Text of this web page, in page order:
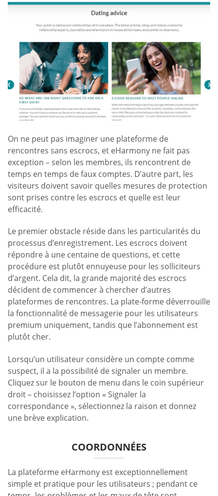
On ne peut pas imaginer une plateforme de
rencontres sans escrocs, et eHarmony ne fait pas
exception – selon les membres, ils rencontrent de
temps en temps de faux comptes. D’autre part, les
visiteurs doivent savoir quelles mesures de protection
sont prises contre les escrocs et quelle est leur
efficacité.
Le premier obstacle réside dans les particularités du
processus d’enregistrement. Les escrocs doivent
répondre à une centaine de questions, et cette
procédure est plutôt ennuyeuse pour les solliciteurs
d’argent. Cela dit, la grande majorité des escrocs
décident de commencer à chercher d’autres
plateformes de rencontres. La plate-forme déverrouille
la fonctionnalité de messagerie pour les utilisateurs
premium uniquement, tandis que l’abonnement est
plutôt cher.
Lorsqu’un utilisateur considère un compte comme
suspect, il a la possibilité de signaler un membre.
Cliquez sur le bouton de menu dans le coin supérieur
droit – choisissez l’option « Signaler la
correspondance », sélectionnez la raison et donnez
une brève explication.
COORDONNÉES
La plateforme eHarmony est exceptionnellement
simple et pratique pour les utilisateurs ; pendant ce